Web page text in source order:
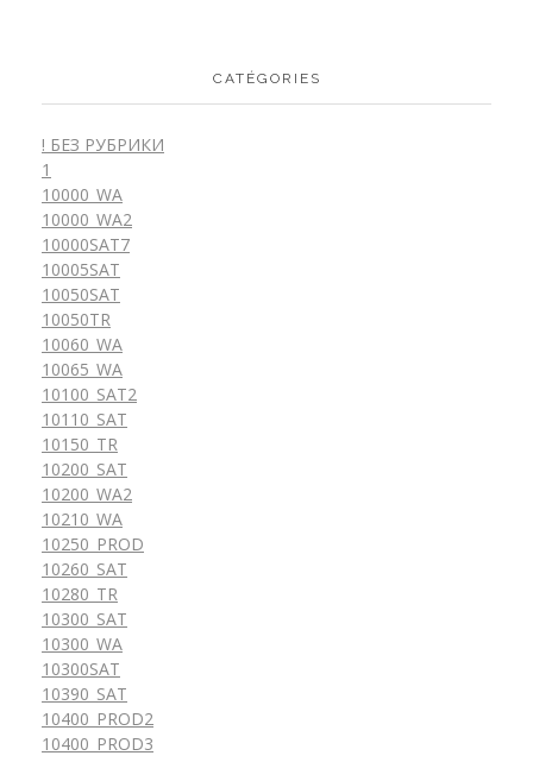
CATÉGORIES
! БЕЗ РУБРИКИ
1
10000_WA
10000_WA2
10000SAT7
10005SAT
10050SAT
10050TR
10060_WA
10065_WA
10100_SAT2
10110_SAT
10150_TR
10200_SAT
10200_WA2
10210_WA
10250_PROD
10260_SAT
10280_TR
10300_SAT
10300_WA
10300SAT
10390_SAT
10400_PROD2
10400_PROD3